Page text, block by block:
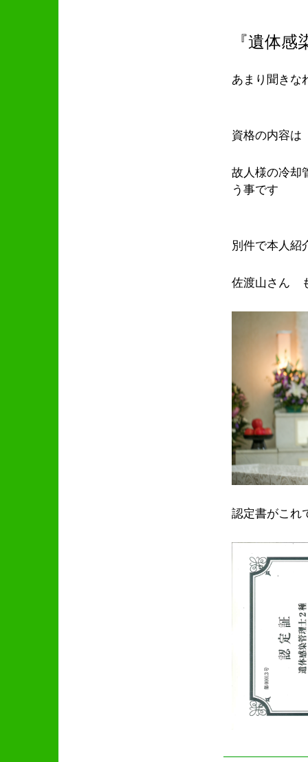
『遺体感
あまり聞きな
資格の内容は
故人様の冷却
う事です
別件で本人紹
佐渡山さん
認定書がこれ